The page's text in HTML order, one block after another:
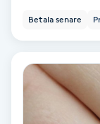
Läpptatuering
Betala senare